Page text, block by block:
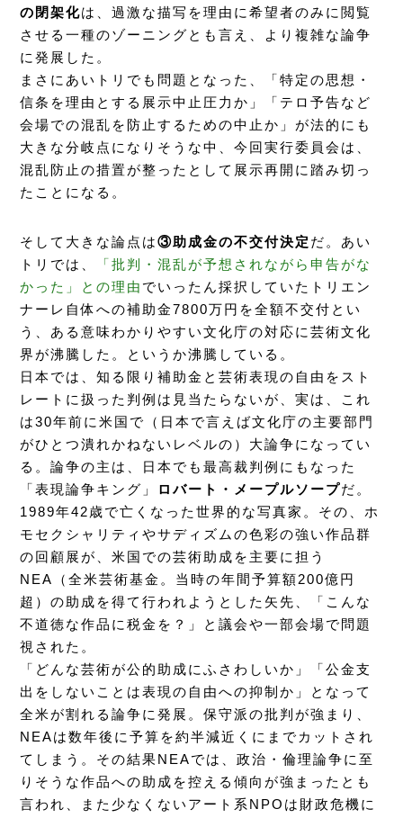
の閉架化は、過激な描写を理由に希望者のみに閲覧
させる一種のゾーニングとも言え、より複雑な論争
に発展した。
まさにあいトリでも問題となった、「特定の思想・
信条を理由とする展示中止圧力か」「テロ予告など
会場での混乱を防止するための中止か」が法的にも
大きな分岐点になりそうな中、今回実行委員会は、
混乱防止の措置が整ったとして展示再開に踏み切っ
たことになる。
そして大きな論点は③助成金の不交付決定 だ。あい
トリでは、
「批判・混乱が予想されながら申告がな
かった」との理由 でいったん採択していたトリエン
ナーレ自体への補助金7800万円を全額不交付とい
う、ある意味わかりやすい文化庁の対応に芸術文化
界が沸騰した。というか沸騰している。
日本では、知る限り補助金と芸術表現の自由をスト
レートに扱った判例は見当たらないが、実は、これ
は30年前に米国で（日本で言えば文化庁の主要部門
がひとつ潰れかねないレベルの）大論争になってい
る。論争の主は、日本でも最高裁判例にもなった
「表現論争キング」 ロバート・メープルソープだ。
1989年42歳で亡くなった世界的な写真家。その、ホ
モセクシャリティやサディズムの色彩の強い作品群
の回顧展が、米国での芸術助成を主要に担う
NEA（全米芸術基金。当時の年間予算額200億円
超）の助成を得て行われようとした矢先、「こんな
不道徳な作品に税金を？」と議会や一部会場で問題
視された。
「どんな芸術が公的助成にふさわしいか」「公金支
出をしないことは表現の自由への抑制か」となって
全米が割れる論争に発展。保守派の批判が強まり、
NEAは数年後に予算を約半減近くにまでカットされ
てしまう。その結果NEAでは、政治・倫理論争に至
りそうな作品への助成を控える傾向が強まったとも
言われ、また少なくないアート系NPOは財政危機に